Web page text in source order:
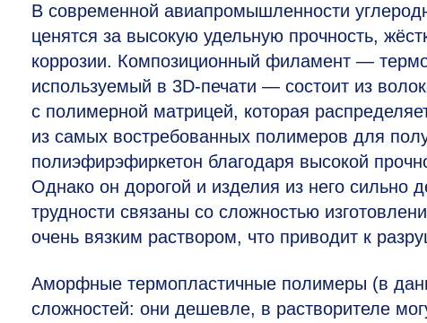
В современной авиапромышленности
ценятся за высокую удельную прочность,
коррозии. Композиционный филамент —
используемый в 3D-печати — состоит из
с полимерной матрицей, которая
из самых востребованных полимеров для
полиэфирэфиркетон благодаря высокой
Однако он дорогой и изделия из него
трудности связаны со сложностью
очень вязким раствором, что приводит к
Аморфные термопластичные полимеры (в
сложностей: они дешевле, в растворителе